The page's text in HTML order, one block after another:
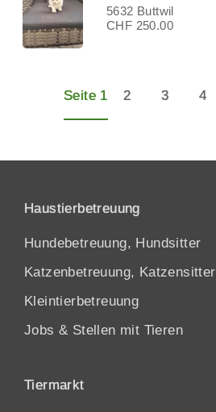
5632 Buttwil
CHF 250.00
Seite 1 2 3 4
Haustierbetreuung
Hundebetreuung, Hundsitter
Katzenbetreuung, Katzensitter
Kleintierbetreuung
Jobs & Stellen mit Tieren
Tiermarkt